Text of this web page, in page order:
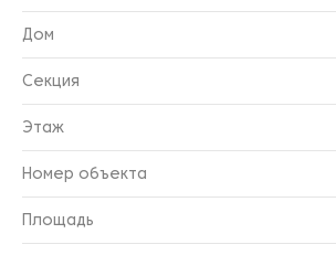
Дом
Секция
Этаж
Номер объекта
Площадь